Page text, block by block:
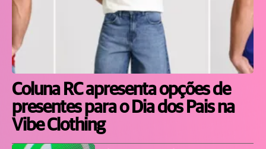
Coluna RC apresenta opções de
presentes para o Dia dos Pais na
Vibe Clothing